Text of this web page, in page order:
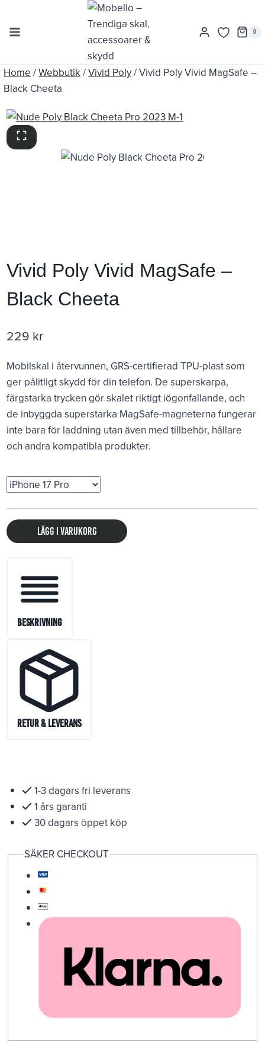
content
0
Home /Webbutik/Vivid Poly/Vivid Poly Vivid MagSafe –
Black Cheeta
Vivid Poly Vivid MagSafe –
Black Cheeta
229 kr
Mobilskal i återvunnen, GRS-certifierad TPU-plast som
ger pålitligt skydd för din telefon. De superskarpa,
färgstarka trycken gör skalet riktigt iögonfallande, och
de inbyggda superstarka MagSafe-magneterna fungerar
inte bara för laddning utan även med tillbehör, hållare
och andra kompatibla produkter.
Lägg i varukorg
Beskrivning
Retur & Leverans
1-3 dagars fri leverans
1 års garanti
30 dagars öppet köp
SÄKER CHECKOUT